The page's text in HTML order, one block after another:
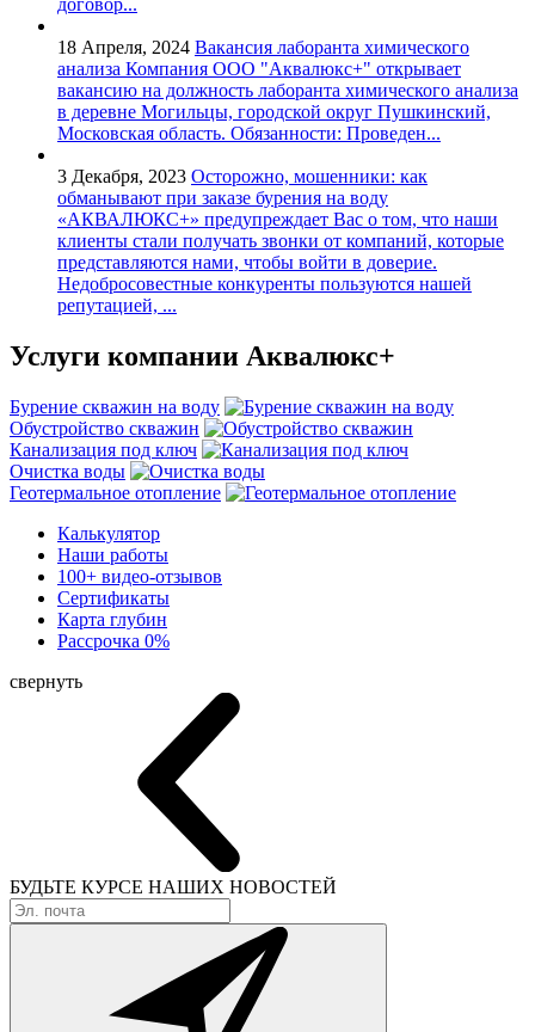
договор...
18 Апреля, 2024 Вакансия лаборанта химического
анализа Компания ООО "Аквалюкс+" открывает
вакансию на должность лаборанта химического анализа
в деревне Могильцы, городской округ Пушкинский,
Московская область. Обязанности: Проведен...
3 Декабря, 2023 Осторожно, мошенники: как
обманывают при заказе бурения на воду
«АКВАЛЮКС+» предупреждает Вас о том, что наши
клиенты стали получать звонки от компаний, которые
представляются нами, чтобы войти в доверие.
Недобросовестные конкуренты пользуются нашей
репутацией, ...
Услуги компании Аквалюкс+
Бурение скважин на воду
Обустройство скважин
Канализация под ключ
Очистка воды
Геотермальное отопление
Калькулятор
Наши работы
100+ видео-отзывов
Сертификаты
Карта глубин
Рассрочка 0%
свернуть
БУДЬТЕ КУРСЕ НАШИХ НОВОСТЕЙ